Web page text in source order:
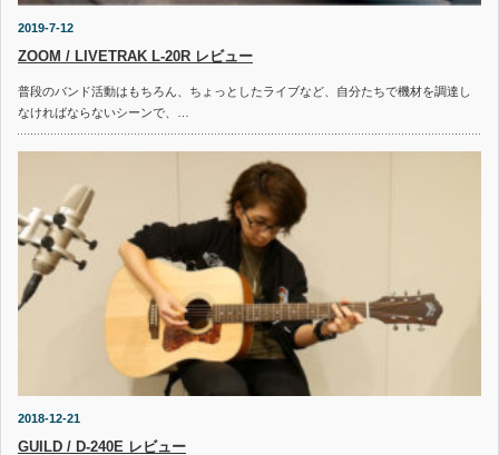
2019-7-12
ZOOM / LIVETRAK L-20R レビュー
普段のバンド活動はもちろん、ちょっとしたライブなど、自分たちで機材を調達し
なければならないシーンで、…
2018-12-21
GUILD / D-240E レビュー